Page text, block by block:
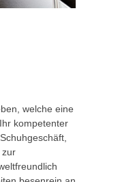
welche eine
kompetenter
zur